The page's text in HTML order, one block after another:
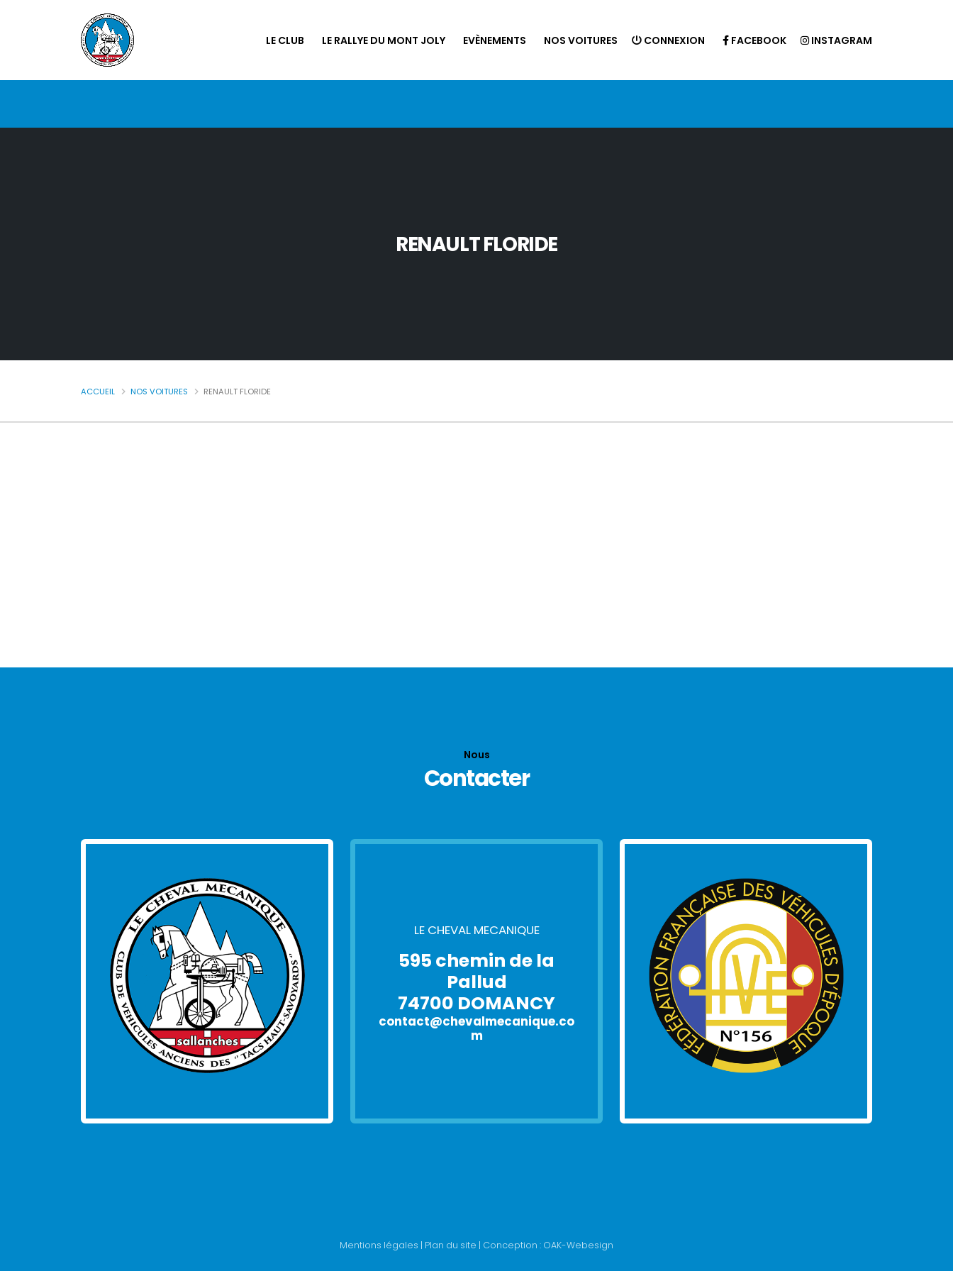
LE CLUB LE RALLYE DU MONT JOLY EVÈNEMENTS NOS VOITURES CONNEXION FACEBOOK INSTAGRAM
RENAULT FLORIDE
ACCUEIL NOS VOITURES RENAULT FLORIDE
Nous
Contacter
LE CHEVAL MECANIQUE
595 chemin de la
Pallud
74700 DOMANCY
contact@chevalmecanique.co
m
Mentions légales | Plan du site | Conception : OAK-Webesign